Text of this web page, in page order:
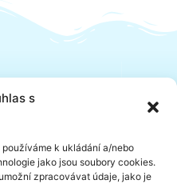
s
k ukládání a/nebo
jako jsou soubory cookies.
zpracovávat údaje, jako je